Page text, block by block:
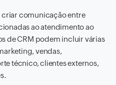
comunicação entre
ao atendimento ao
de CRM podem incluir várias
vendas,
técnico, clientes externos,